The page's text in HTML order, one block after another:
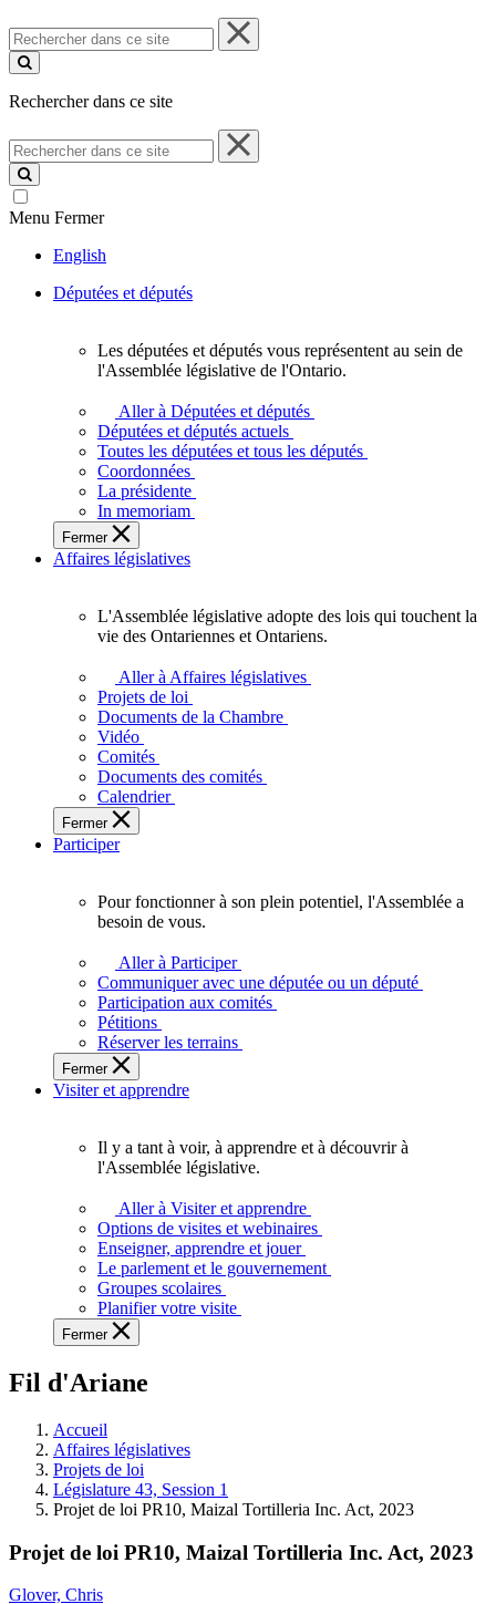
Rechercher
dans
ce
Rechercher dans ce site
Rechercher
dans
ce
site
Menu Fermer
English
Députées et députés
députés
vous
représentent
sein
de
l'Assemblée
législative
l'Ontario.
Les députées et députés vous représentent au sein de
l'Assemblée législative de l'Ontario.
Aller à Députées et députés
Députées et députés actuels
Toutes les députées et tous les députés
Coordonnées
La présidente
In memoriam
Fermer
Affaires législatives
L'Assemblée
adopte
touchent
des
Ontariennes
et
L'Assemblée législative adopte des lois qui touchent la
vie des Ontariennes et Ontariens.
Aller à Affaires législatives
Projets de loi
Documents de la Chambre
Vidéo
Comités
Documents des comités
Calendrier
Fermer
Participer
plein
potentiel,
l'Assemblée
a
besoin
de
Pour fonctionner à son plein potentiel, l'Assemblée a
besoin de vous.
Aller à Participer
Communiquer avec une députée ou un député
Participation aux comités
Pétitions
Réserver les terrains
Fermer
Visiter et apprendre
voir,
apprendre
et
à
à
législative.
Il y a tant à voir, à apprendre et à découvrir à
l'Assemblée législative.
Aller à Visiter et apprendre
Options de visites et webinaires
Enseigner, apprendre et jouer
Le parlement et le gouvernement
Groupes scolaires
Planifier votre visite
Fermer
Fil d'Ariane
Accueil
Affaires législatives
Projets de loi
Législature 43, Session 1
Projet de loi PR10, Maizal Tortilleria Inc. Act, 2023
Projet de loi PR10, Maizal Tortilleria Inc. Act, 2023
Glover, Chris